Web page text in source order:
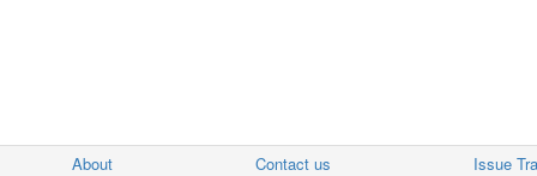
About Contact us Issue